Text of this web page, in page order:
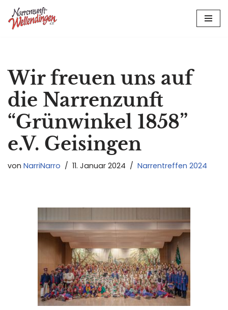
Zum
Wir freuen uns auf
die Narrenzunft
“Grünwinkel 1858”
e.V. Geisingen
von NarriNarro 11. Januar 2024 Narrentreffen 2024